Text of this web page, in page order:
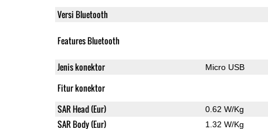
Versi Bluetooth
Features Bluetooth
Jenis konektor Micro USB
Fitur konektor
SAR Head (Eur) 0.62 W/Kg
SAR Body (Eur) 1.32 W/Kg